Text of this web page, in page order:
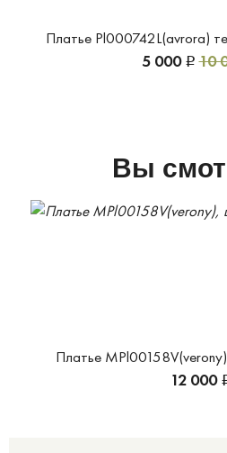
Платье Pl000742L(avrora)
5 000 Р 10
Вы
Платье
12 000